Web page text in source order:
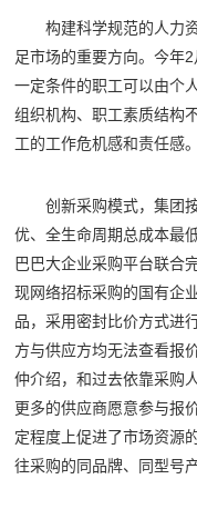
构建科学规范的人力
足市场的重要方向。今年
一定条件的职工可以由个
组织机构、职工素质结构
工的工作危机感和责任感。
创新采购模式，集团
优、全生命周期总成本最
巴巴大企业采购平台联合
现网络招标采购的国有企
品，采用密封比价方式进
方与供应方均无法查看报
仲介绍，和过去依靠采购
更多的供应商愿意参与报
定程度上促进了市场资源
往采购的同品牌、同型号